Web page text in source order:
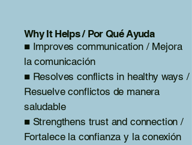
Why It Helps / Por Qué Ayuda
■ Improves communication / Mejora
la comunicación
■ Resolves conflicts in healthy ways /
Resuelve conflictos de manera
saludable
■ Strengthens trust and connection /
Fortalece la confianza y la conexión